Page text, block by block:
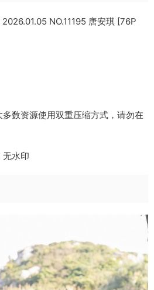
NO.11195 唐安琪 [76P
数资源使用双重压缩方式，请勿在
无水印